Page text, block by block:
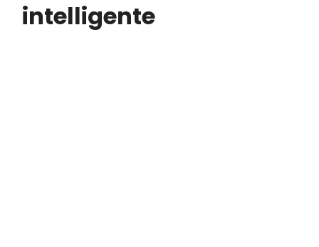
intelligente